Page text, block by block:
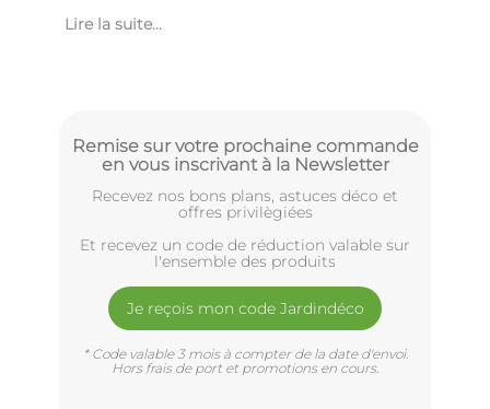
Lire la suite...
Remise sur votre prochaine commande
en vous inscrivant à la Newsletter
Recevez nos bons plans, astuces déco et
offres privilègiées
Et recevez un code de réduction valable sur
l'ensemble des produits
Je reçois mon code Jardindéco
* Code valable 3 mois à compter de la date d'envoi.
Hors frais de port et promotions en cours.